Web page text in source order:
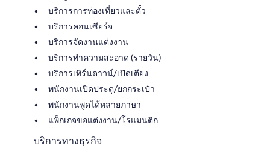
บริการการท่องเที่ยวและตั๋ว
บริการคอนเซียร์จ
บริการจัดงานแต่งงาน
บริการทำความสะอาด (รายวัน)
บริการเทิร์นดาวน์/เปิดเตียง
พนักงานเปิดประตู/ยกกระเป๋า
พนักงานพูดได้หลายภาษา
แพ็กเกจขอแต่งงาน/โรแมนติก
บริการทางธุรกิจ